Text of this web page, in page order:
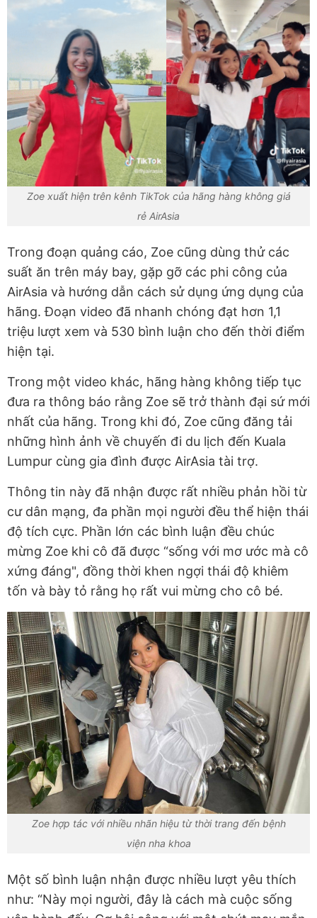
Zoe xuất hiện trên kênh TikTok của hãng hàng không giá
rẻ AirAsia
Trong đoạn quảng cáo, Zoe cũng dùng thử các
suất ăn trên máy bay, gặp gỡ các phi công của
AirAsia và hướng dẫn cách sử dụng ứng dụng của
hãng. Đoạn video đã nhanh chóng đạt hơn 1,1
triệu lượt xem và 530 bình luận cho đến thời điểm
hiện tại.
Trong một video khác, hãng hàng không tiếp tục
đưa ra thông báo rằng Zoe sẽ trở thành đại sứ mới
nhất của hãng. Trong khi đó, Zoe cũng đăng tải
những hình ảnh về chuyến đi du lịch đến Kuala
Lumpur cùng gia đình được AirAsia tài trợ.
Thông tin này đã nhận được rất nhiều phản hồi từ
cư dân mạng, đa phần mọi người đều thể hiện thái
độ tích cực. Phần lớn các bình luận đều chúc
mừng Zoe khi cô đã được “sống với mơ ước mà cô
xứng đáng", đồng thời khen ngợi thái độ khiêm
tốn và bày tỏ rằng họ rất vui mừng cho cô bé.
Zoe hợp tác với nhiều nhãn hiệu từ thời trang đến bệnh
viện nha khoa
Một số bình luận nhận được nhiều lượt yêu thích
như: “Này mọi người, đây là cách mà cuộc sống